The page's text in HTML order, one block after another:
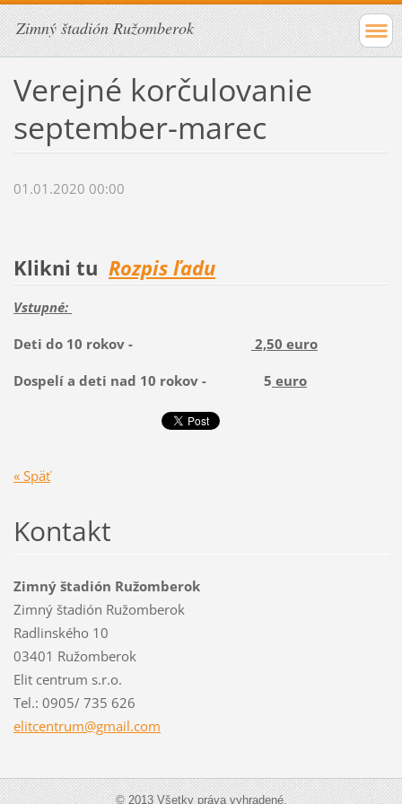
Zimný štadión Ružomberok
Verejné korčulovanie
september-marec
01.01.2020 00:00
Klikni tu Rozpis ľadu
Vstupné:
Deti do 10 rokov - 2,50 euro
Dospelí a deti nad 10 rokov - 5 euro
« Späť
Kontakt
Zimný štadión Ružomberok
Zimný štadión Ružomberok
Radlinského 10
03401 Ružomberok
Elit centrum s.r.o.
Tel.: 0905/ 735 626
elitcentrum@gmail.com
© 2013 Všetky práva vyhradené.